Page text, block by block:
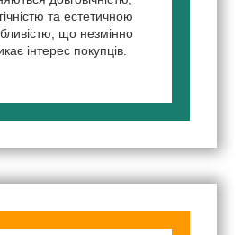
та естетичною
що незмінно
інтерес покупців.